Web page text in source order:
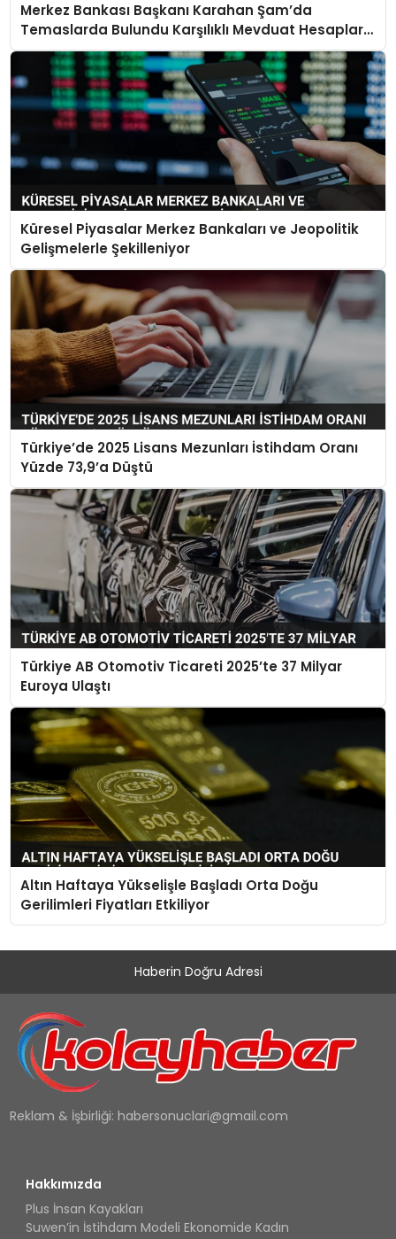
Merkez Bankası Başkanı Karahan Şam’da
Temaslarda Bulundu Karşılıklı Mevduat Hesapları
Açılacak
Küresel Piyasalar Merkez Bankaları ve Jeopolitik
Gelişmelerle Şekilleniyor
Türkiye’de 2025 Lisans Mezunları İstihdam Oranı
Yüzde 73,9’a Düştü
Türkiye AB Otomotiv Ticareti 2025’te 37 Milyar
Euroya Ulaştı
Altın Haftaya Yükselişle Başladı Orta Doğu
Gerilimleri Fiyatları Etkiliyor
Haberin Doğru Adresi
Reklam & İşbirliği: habersonuclari@gmail.com
Hakkımızda
Plus İnsan Kayakları
Suwen’in İstihdam Modeli Ekonomide Kadın